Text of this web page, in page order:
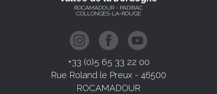
ROCAMADOUR - PADIRAC
COLLONGES-LA-ROUGE
+33 (0)5 65 33 22 00
Rue Roland le Preux - 46500
ROCAMADOUR